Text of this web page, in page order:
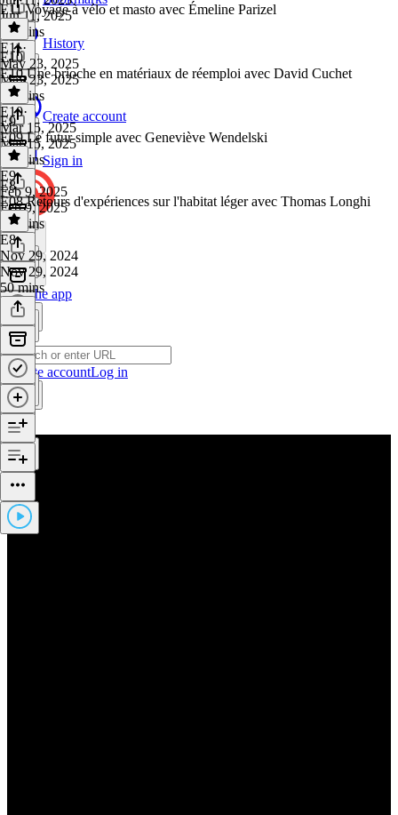
History
Create account
Sign in
Get the app
Create accountLog in
Jun 11, 2025
46 mins
E11 Voyage à vélo et masto avec Émeline Parizel
E11·
May 23, 2025
May 23, 2025
48 mins
E10
E10 Une brioche en matériaux de réemploi avec David Cuchet
E10·
Mar 15, 2025
Mar 15, 2025
49 mins
E9
E09 Le futur simple avec Geneviève Wendelski
E9·
Feb 9, 2025
Feb 9, 2025
45 mins
E8
E08 Retours d'expériences sur l'habitat léger avec Thomas Longhi
E8·
Nov 29, 2024
Nov 29, 2024
50 mins